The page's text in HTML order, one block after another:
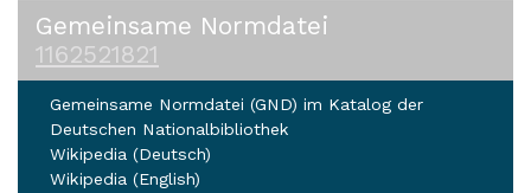
Gemeinsame Normdatei
1162521821
Gemeinsame Normdatei (GND) im Katalog der
Deutschen Nationalbibliothek
Wikipedia (Deutsch)
Wikipedia (English)